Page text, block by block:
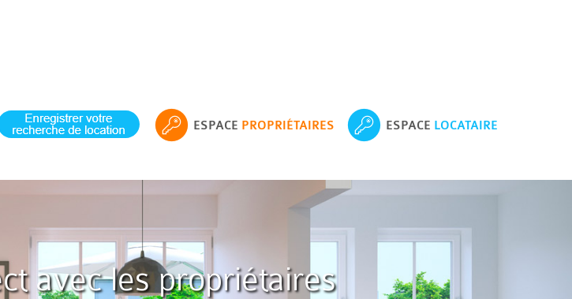
ESPACE PROPRIÉTAIRES ESPACE LOCATAIRE
avec les propriétaires